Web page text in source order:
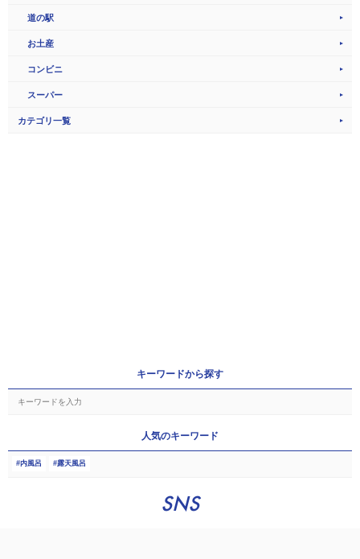
道の駅
お土産
コンビニ
スーパー
カテゴリ一覧
キーワードから探す
人気のキーワード
内風呂 露天風呂
SNS